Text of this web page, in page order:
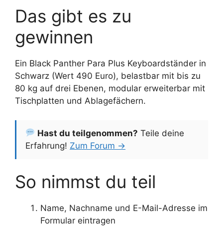
Das gibt es zu
gewinnen
Ein Black Panther Para Plus Keyboardständer in
Schwarz (Wert 490 Euro), belastbar mit bis zu
80 kg auf drei Ebenen, modular erweiterbar mit
Tischplatten und Ablagefächern.
Hast du teilgenommen? Teile deine
Erfahrung! Zum Forum →
So nimmst du teil
Name, Nachname und E-Mail-Adresse im
Formular eintragen